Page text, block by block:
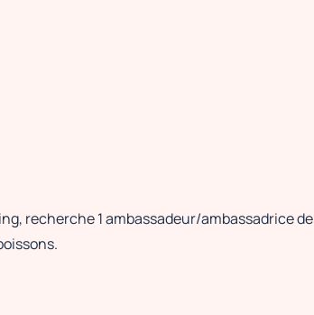
recherche 1 ambassadeur/ambassadrice de